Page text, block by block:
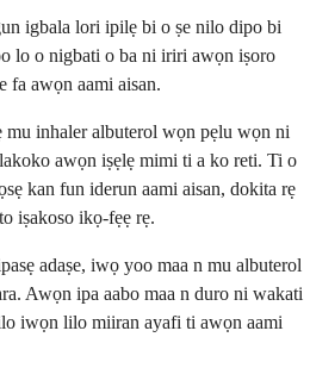
igbala lori ipilẹ bi o ṣe nilo dipo bi
lo o nigbati o ba ni iriri awọn iṣoro
fa awọn aami aisan.
inhaler albuterol wọn pẹlu wọn ni
awọn iṣẹlẹ mimi ti a ko reti. Ti o
kan fun iderun aami aisan, dokita rẹ
iṣakoso ikọ-fẹẹ rẹ.
adaṣe, iwọ yoo maa n mu albuterol
Awọn ipa aabo maa n duro ni wakati
iwọn lilo miiran ayafi ti awọn aami